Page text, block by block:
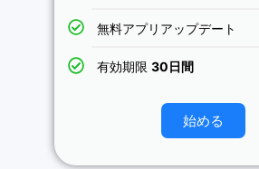
無料アプリアップデート
有効期限30日間
始める